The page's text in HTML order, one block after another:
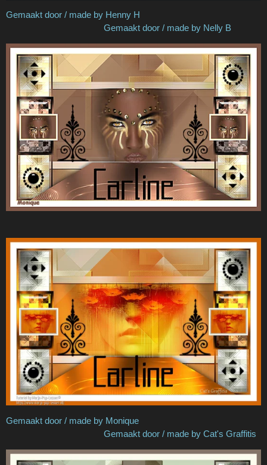
Gemaakt door / made by Henny H
Gemaakt door / made by Nelly B
Gemaakt door / made by Monique
Gemaakt door / made by Cat's Graffitis